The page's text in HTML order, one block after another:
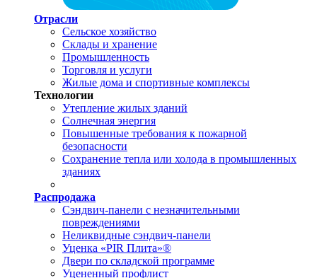
Отрасли
Сельское хозяйство
Склады и хранение
Промышленность
Торговля и услуги
Жилые дома и спортивные комплексы
Технологии
Утепление жилых зданий
Солнечная энергия
Повышенные требования к пожарной
безопасности
Сохранение тепла или холода в промышленных
зданиях
Распродажа
Сэндвич-панели с незначительными
повреждениями
Неликвидные сэндвич-панели
Уценка «PIR Плита»®
Двери по складской программе
Уцененный профлист